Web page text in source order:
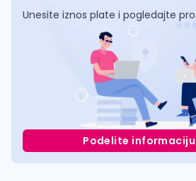
Unesite iznos plate i pogledajte
Podelite